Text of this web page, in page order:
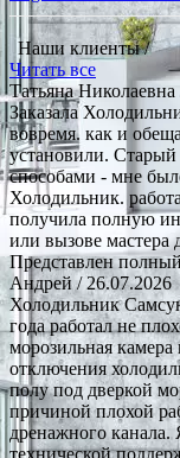
Наши клиенты /
Читать все
Татьяна Николаевна
Заказала
вовремя. как и
установили.
способами - мне
Холодильник.
получила полную
или вызове мастера
Представлен
Андрей / 26.07.2026
Холодильник
года работал не
морозильная
отключения
полу под дверкой
причиной плохой
дренажного
технической